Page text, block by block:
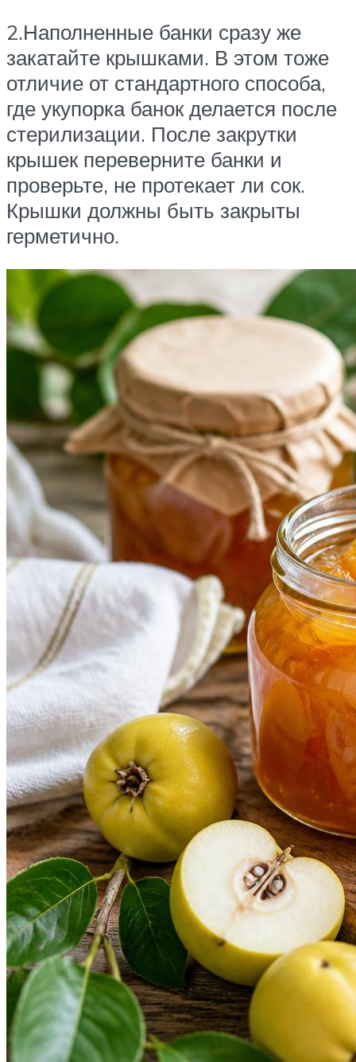
2.Наполненные банки сразу же
закатайте крышками. В этом тоже
отличие от стандартного способа,
где укупорка банок делается после
стерилизации. После закрутки
крышек переверните банки и
проверьте, не протекает ли сок.
Крышки должны быть закрыты
герметично.